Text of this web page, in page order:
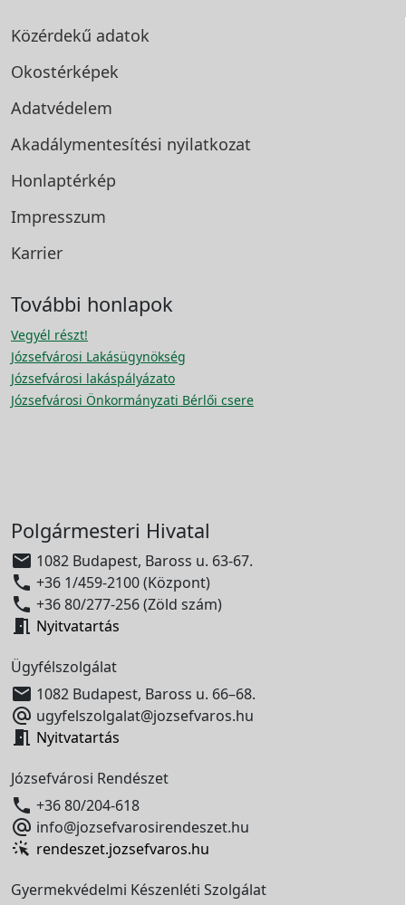
Közérdekű adatok
Okostérképek
Adatvédelem
Akadálymentesítési nyilatkozat
Honlaptérkép
Impresszum
Karrier
További honlapok
Vegyél részt!
Józsefvárosi Lakásügynökség
Józsefvárosi lakáspályázato
Józsefvárosi Önkormányzati Bérlői csere
Polgármesteri Hivatal
 1082 Budapest, Baross u. 63-67.
 +36 1/459-2100 (Központ)
 +36 80/277-256 (Zöld szám)
 Nyitvatartás
Ügyfélszolgálat
 1082 Budapest, Baross u. 66–68.
 ugyfelszolgalat@jozsefvaros.hu
 Nyitvatartás
Józsefvárosi Rendészet
 +36 80/204-618
 info@jozsefvarosirendeszet.hu
rendeszet.jozsefvaros.hu
Gyermekvédelmi Készenléti Szolgálat